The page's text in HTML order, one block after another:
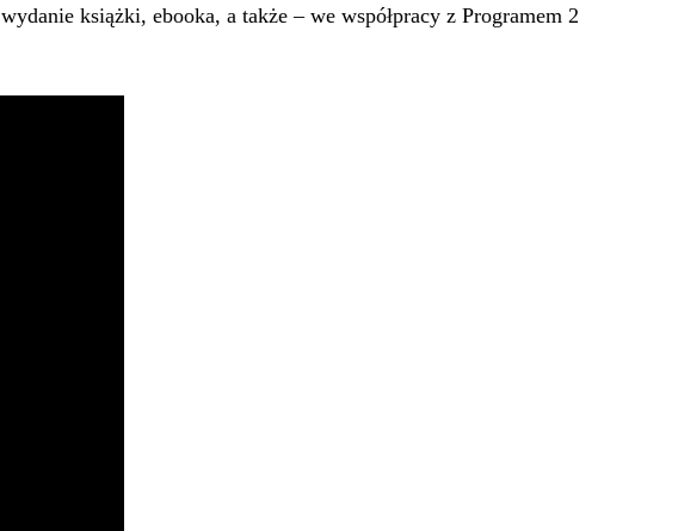
książki, ebooka, a także – we współpracy z Programem 2